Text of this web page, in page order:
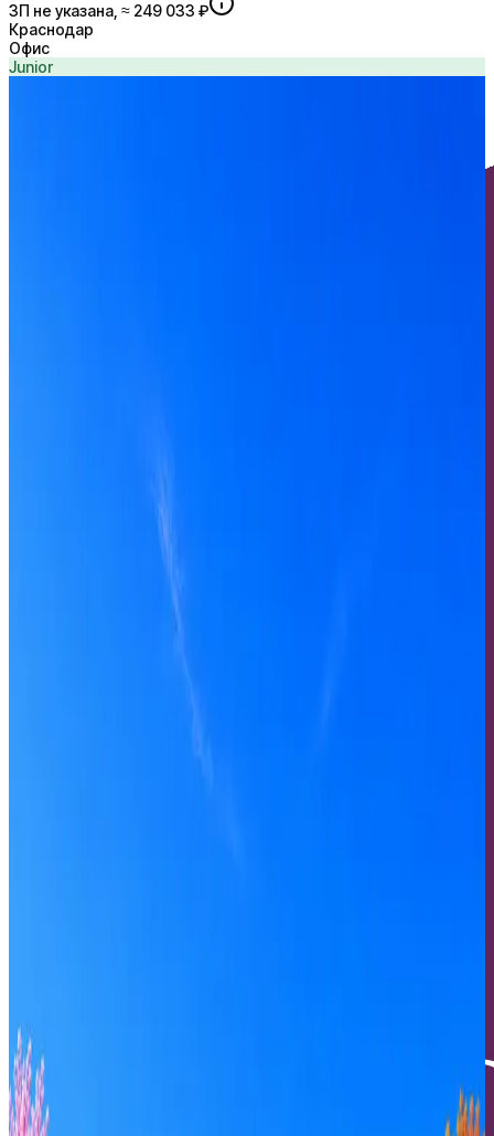
ЗП не указана, ≈ 249 033 ₽
Краснодар
Офис
Junior